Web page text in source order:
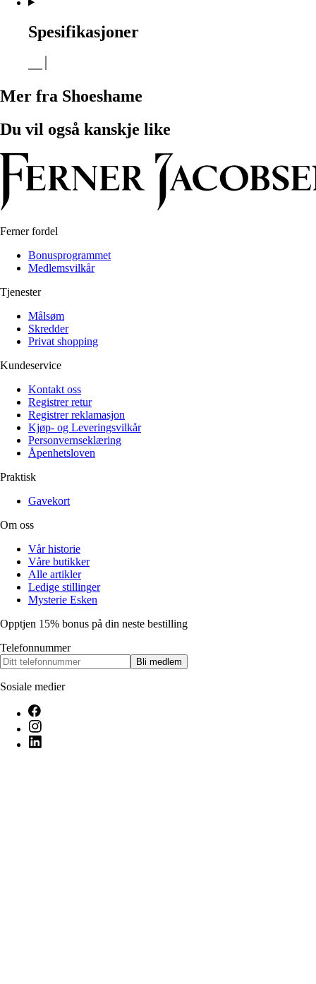
Spesifikasjoner
Mer fra Shoeshame
Du vil også kanskje like
Ferner fordel
Bonusprogrammet
Medlemsvilkår
Tjenester
Målsøm
Skredder
Privat shopping
Kundeservice
Kontakt oss
Registrer retur
Registrer reklamasjon
Kjøp- og Leveringsvilkår
Personvernseklæring
Åpenhetsloven
Praktisk
Gavekort
Om oss
Vår historie
Våre butikker
Alle artikler
Ledige stillinger
Mysterie Esken
Opptjen 15% bonus på din neste bestilling
Telefonnummer
Bli medlem
Sosiale medier